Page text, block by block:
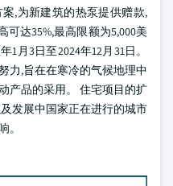
,为新建筑的热泵提供赠款,
可达35%,最高限额为5,000美
月3日至2024年12月31日。
力,旨在在寒冷的气候地理中
产品的采用。 住宅项目的扩
发展中国家正在进行的城市
。